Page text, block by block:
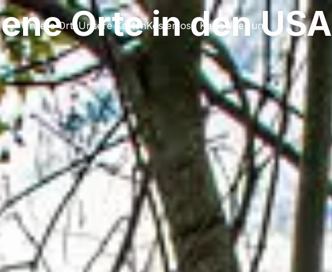
Unsere OrteUnsere KartenKostenlose KarteÜber uns
Orte in den USA